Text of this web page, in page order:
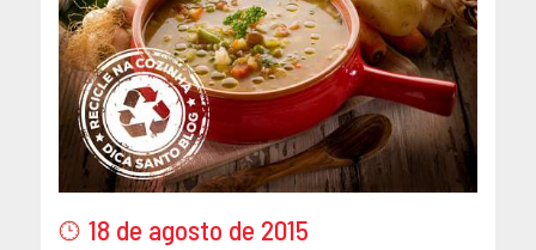
18 de agosto de 2015